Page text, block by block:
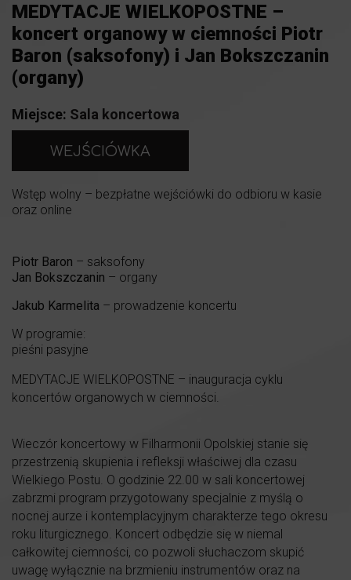
MEDYTACJE WIELKOPOSTNE –
koncert organowy w ciemności Piotr
Baron (saksofony) i Jan Bokszczanin
(organy)
Miejsce: Sala koncertowa
WEJŚCIÓWKA
Wstęp wolny – bezpłatne wejściówki do odbioru w kasie
oraz online
Piotr Baron – saksofony
Jan Bokszczanin – organy
Jakub Karmelita – prowadzenie koncertu
W programie:
pieśni pasyjne
MEDYTACJE WIELKOPOSTNE – inauguracja cyklu
koncertów organowych w ciemności.
Wieczór koncertowy w Filharmonii Opolskiej stanie się
przestrzenią skupienia i refleksji właściwej dla czasu
Wielkiego Postu. O godzinie 22.00 w sali koncertowej
zabrzmi program przygotowany specjalnie z myślą o
nocnej aurze i kontemplacyjnym charakterze tego okresu
roku liturgicznego. Koncert odbędzie się w niemal
całkowitej ciemności, co pozwoli słuchaczom skupić
uwagę wyłącznie na brzmieniu instrumentów oraz na